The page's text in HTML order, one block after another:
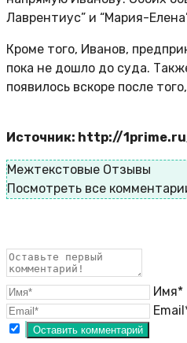
Лаврентиус” и “Мария-
Кроме того, Иванов,
пока не дошло до суда.
появилось вскоре после
Источник: http://
Межтекстовые Отзывы
Посмотреть все
Имя*